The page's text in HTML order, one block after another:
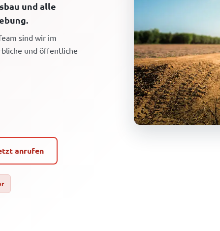
und alle
sind wir im
und öffentliche
anrufen